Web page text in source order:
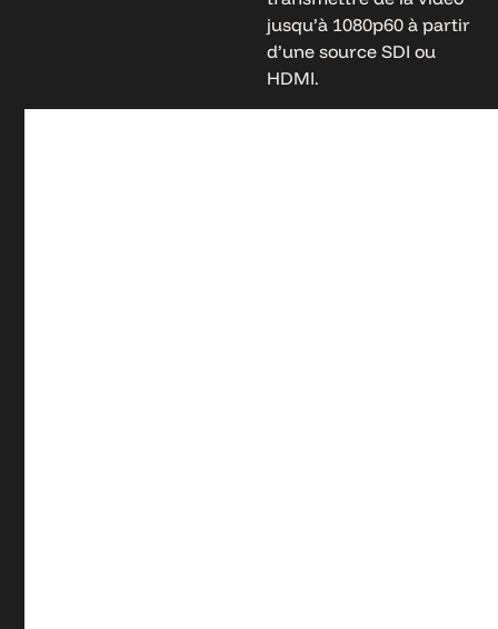
jusqu’à 1080p60 à partir
d’une source SDI ou
HDMI.